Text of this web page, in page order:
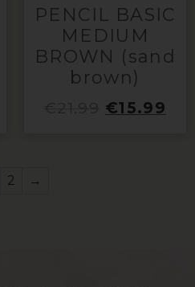
PENCIL BASIC
MEDIUM
BROWN (sand
brown)
€15.99
2 →